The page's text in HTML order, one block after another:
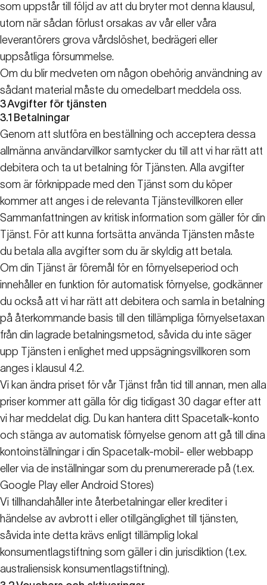
som uppstår till följd av att du bryter mot denna klausul,
utom när sådan förlust orsakas av vår eller våra
leverantörers grova vårdslöshet, bedrägeri eller
uppsåtliga försummelse.
Om du blir medveten om någon obehörig användning av
sådant material måste du omedelbart meddela oss.
3Avgifter för tjänsten
3.1 Betalningar
Genom att slutföra en beställning och acceptera dessa
allmänna användarvillkor samtycker du till att vi har rätt att
debitera och ta ut betalning för Tjänsten. Alla avgifter
som är förknippade med den Tjänst som du köper
kommer att anges i de relevanta Tjänstevillkoren eller
Sammanfattningen av kritisk information som gäller för din
Tjänst. För att kunna fortsätta använda Tjänsten måste
du betala alla avgifter som du är skyldig att betala.
Om din Tjänst är föremål för en förnyelseperiod och
innehåller en funktion för automatisk förnyelse, godkänner
du också att vi har rätt att debitera och samla in betalning
på återkommande basis till den tillämpliga förnyelsetaxan
från din lagrade betalningsmetod, såvida du inte säger
upp Tjänsten i enlighet med uppsägningsvillkoren som
anges i klausul 4.2.
Vi kan ändra priset för vår Tjänst från tid till annan, men alla
priser kommer att gälla för dig tidigast 30 dagar efter att
vi har meddelat dig. Du kan hantera ditt Spacetalk-konto
och stänga av automatisk förnyelse genom att gå till dina
kontoinställningar i din Spacetalk-mobil- eller webbapp
eller via de inställningar som du prenumererade på (t.ex.
Google Play eller Android Stores)
Vi tillhandahåller inte återbetalningar eller krediter i
händelse av avbrott i eller otillgänglighet till tjänsten,
såvida inte detta krävs enligt tillämplig lokal
konsumentlagstiftning som gäller i din jurisdiktion (t.ex.
australiensisk konsumentlagstiftning).